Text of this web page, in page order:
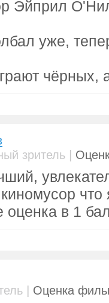
Эйприл
уже,
чёрных,
зритель |
что
оценка в 1
| Оценка